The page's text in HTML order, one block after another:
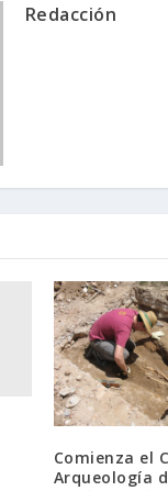
Redacción
Comienza el
Arqueología